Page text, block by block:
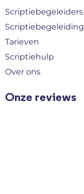
Scriptiebegeleiders
Scriptiebegeleiding
Tarieven
Scriptiehulp
Over ons
Onze reviews